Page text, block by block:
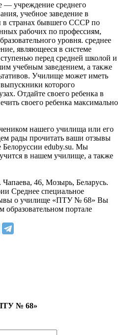
— учреждение среднего
учебное заведение в
в странах бывшего СССР по
рабочих по профессиям,
уровня. среднее
являющееся в системе
перед средней школой и
учебным заведением, а также
Училище может иметь
которого
Отдайте своего ребенка в
своего ребенка максимально
нашего училища или его
рады прочитать ваши отзывы
Белоруссии eduby.su. Мы
в нашем училище, а также
46, Мозырь, Беларусь.
Среднее специальное
о училище «ПТУ № 68» Вы
портале
№ 68»